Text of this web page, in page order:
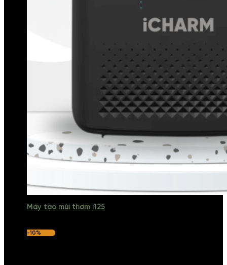
Máy tạo mùi thơm i125
-10%